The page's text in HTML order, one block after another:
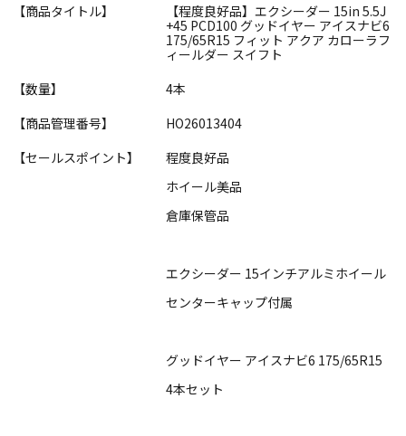
【商品タイトル】
【程度良好品】エクシーダー 15in 5.5J
+45 PCD100 グッドイヤー アイスナビ6
175/65R15 フィット アクア カローラフ
ィールダー スイフト
【数量】
4本
【商品管理番号】
HO26013404
【セールスポイント】
程度良好品
ホイール美品
倉庫保管品
エクシーダー 15インチアルミホイール
センターキャップ付属
グッドイヤー アイスナビ6 175/65R15
4本セット